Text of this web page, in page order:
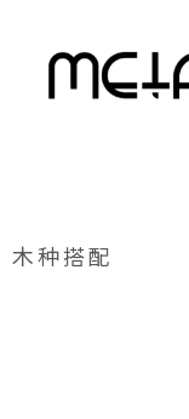
木种搭配